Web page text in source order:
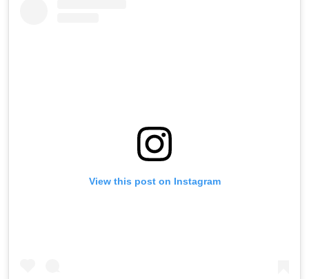
View this post on Instagram